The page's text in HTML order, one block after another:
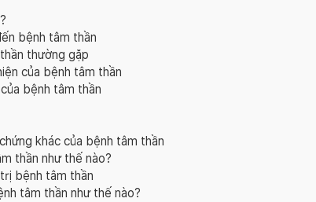
bệnh tâm thần
thường gặp
của bệnh tâm thần
bệnh tâm thần
khác của bệnh tâm thần
thần như thế nào?
bệnh tâm thần
tâm thần như thế nào?